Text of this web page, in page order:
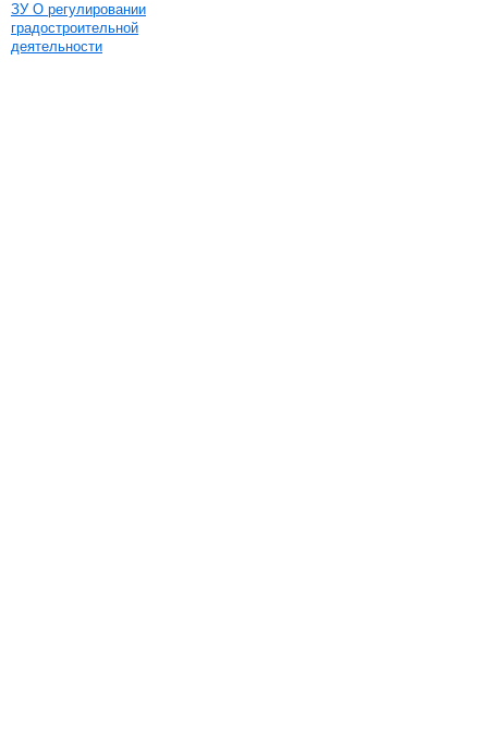
ЗУ О регулировании
градостроительной
деятельности